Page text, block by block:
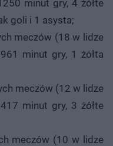
minut gry, 4 żółte
goli i 1 asysta;
meczów (18 w lidze
minut gry, 1 żółta
meczów (12 w lidze
minut gry, 3 żółte
meczów (10 w lidze